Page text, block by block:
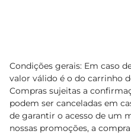
Condições gerais: Em caso
valor válido é o do carrinho
Compras sujeitas a
podem ser canceladas em
de garantir o acesso de um
nossas promoções, a